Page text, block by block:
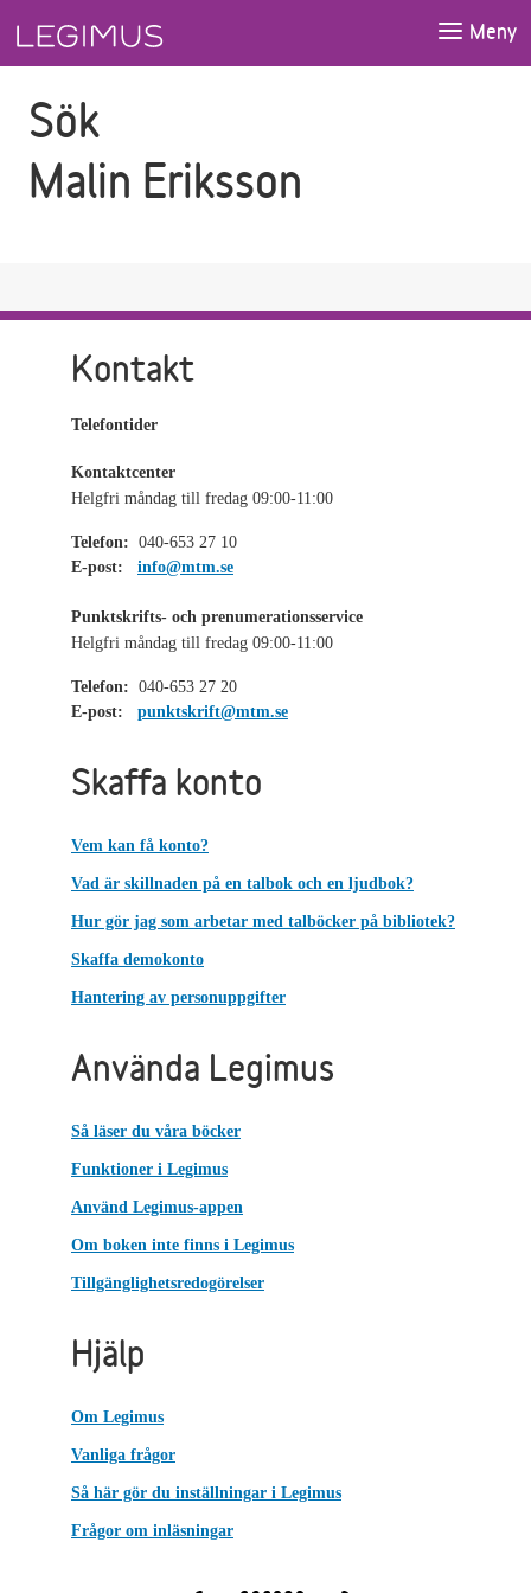
Meny
Sök
Malin Eriksson
Kontakt
Telefontider
Kontaktcenter
Helgfri måndag till fredag 09:00-11:00
Telefon: 040-653 27 10
E-post:
info@mtm.se
Punktskrifts- och prenumerationsservice
Helgfri måndag till fredag 09:00-11:00
Telefon: 040-653 27 20
E-post:
punktskrift@mtm.se
Skaffa konto
Vem kan få konto?
Vad är skillnaden på en talbok och en ljudbok?
Hur gör jag som arbetar med talböcker på bibliotek?
Skaffa demokonto
Hantering av personuppgifter
Använda Legimus
Så läser du våra böcker
Funktioner i Legimus
Använd Legimus-appen
Om boken inte finns i Legimus
Tillgänglighetsredogörelser
Hjälp
Om Legimus
Vanliga frågor
Så här gör du inställningar i Legimus
Frågor om inläsningar